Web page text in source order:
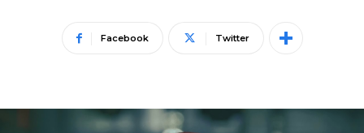
Facebook Twitter